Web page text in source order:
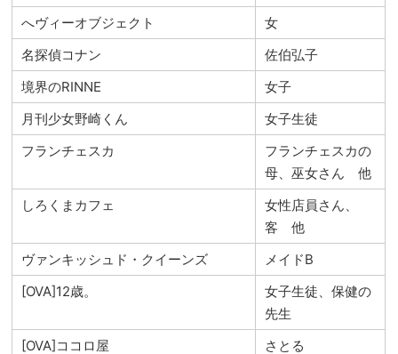
へヴィーオブジェクト
女
名探偵コナン
佐伯弘子
境界のRINNE
女子
月刊少女野崎くん
女子生徒
フランチェスカ
フランチェスカの
母、巫女さん 他
しろくまカフェ
女性店員さん、
客 他
ヴァンキッシュド・クイーンズ
メイドB
[OVA]12歳。
女子生徒、保健の
先生
[OVA]ココロ屋
さとる